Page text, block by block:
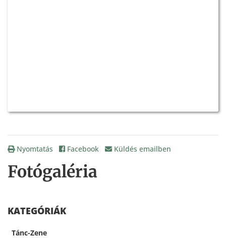
Fotógaléria
KATEGÓRIÁK
Tánc-Zene
Nyomtatás Facebook Küldés emailben